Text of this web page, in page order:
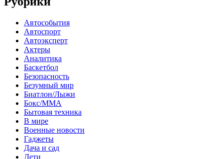
Автособытия
Автоспорт
Автоэксперт
Актеры
Аналитика
Баскетбол
Безопасность
Безумный мир
Биатлон/Лыжи
Бокс/MMA
Бытовая техника
В мире
Военные новости
Гаджеты
Дача и сад
Дети